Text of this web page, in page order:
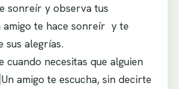
sonreír y observa tus
te hace sonreír y te
sus alegrías.
cuando necesitas que alguien
amigo te escucha, sin decirte